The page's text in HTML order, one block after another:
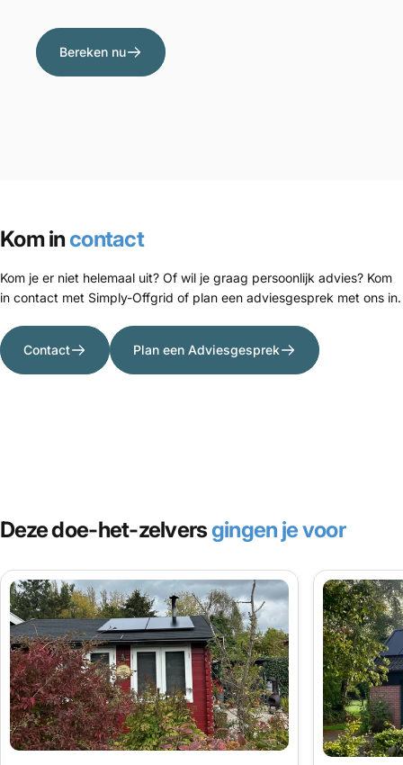
Bereken nu
Kom incontact
Kom je er niet helemaal uit? Of wil je graag persoonlijk advies? Kom
in contact met Simply-Offgrid of plan een adviesgesprek met ons in.
Contact Plan een Adviesgesprek
Deze doe-het-zelversgingen je voor